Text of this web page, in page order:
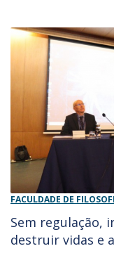
FACULDADE DE
Sem regulação,
destruir vidas e